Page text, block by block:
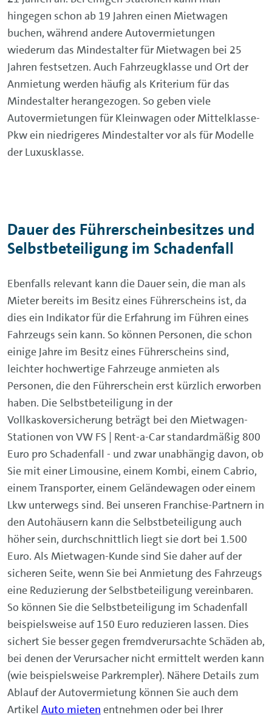
hingegen schon ab 19 Jahren einen Mietwagen
buchen, während andere Autovermietungen
wiederum das Mindestalter für Mietwagen bei 25
Jahren festsetzen. Auch Fahrzeugklasse und Ort der
Anmietung werden häufig als Kriterium für das
Mindestalter herangezogen. So geben viele
Autovermietungen für Kleinwagen oder Mittelklasse-
Pkw ein niedrigeres Mindestalter vor als für Modelle
der Luxusklasse.
Dauer des Führerscheinbesitzes und
Selbstbeteiligung im Schadenfall
Ebenfalls relevant kann die Dauer sein, die man als
Mieter bereits im Besitz eines Führerscheins ist, da
dies ein Indikator für die Erfahrung im Führen eines
Fahrzeugs sein kann. So können Personen, die schon
einige Jahre im Besitz eines Führerscheins sind,
leichter hochwertige Fahrzeuge anmieten als
Personen, die den Führerschein erst kürzlich erworben
haben. Die Selbstbeteiligung in der
Vollkaskoversicherung beträgt bei den Mietwagen-
Stationen von VW FS | Rent-a-Car standardmäßig 800
Euro pro Schadenfall - und zwar unabhängig davon, ob
Sie mit einer Limousine, einem Kombi, einem Cabrio,
einem Transporter, einem Geländewagen oder einem
Lkw unterwegs sind. Bei unseren Franchise-Partnern in
den Autohäusern kann die Selbstbeteiligung auch
höher sein, durchschnittlich liegt sie dort bei 1.500
Euro. Als Mietwagen-Kunde sind Sie daher auf der
sicheren Seite, wenn Sie bei Anmietung des Fahrzeugs
eine Reduzierung der Selbstbeteiligung vereinbaren.
So können Sie die Selbstbeteiligung im Schadenfall
beispielsweise auf 150 Euro reduzieren lassen. Dies
sichert Sie besser gegen fremdverursachte Schäden ab,
bei denen der Verursacher nicht ermittelt werden kann
(wie beispielsweise Parkrempler). Nähere Details zum
Ablauf der Autovermietung können Sie auch dem
Artikel Auto mieten entnehmen oder bei Ihrer